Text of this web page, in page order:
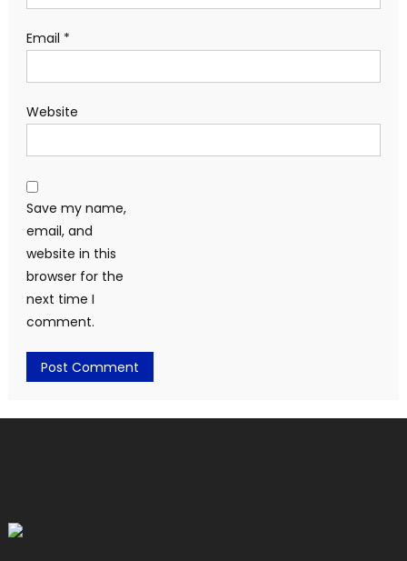
Email *
Website
Save my name,
email, and
website in this
browser for the
next time I
comment.